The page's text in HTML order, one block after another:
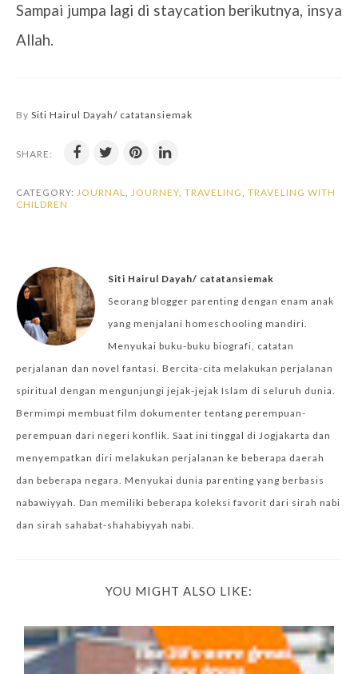
Sampai jumpa lagi di staycation berikutnya, insya
Allah.
By Siti Hairul Dayah/ catatansiemak
SHARE:
CATEGORY: JOURNAL JOURNEY TRAVELING TRAVELING WITH
CHILDREN
Siti Hairul Dayah/ catatansiemak
Seorang blogger parenting dengan enam anak
yang menjalani homeschooling mandiri.
Menyukai buku-buku biografi, catatan
perjalanan dan novel fantasi. Bercita-cita melakukan perjalanan
spiritual dengan mengunjungi jejak-jejak Islam di seluruh dunia.
Bermimpi membuat film dokumenter tentang perempuan-
perempuan dari negeri konflik. Saat ini tinggal di Jogjakarta dan
menyempatkan diri melakukan perjalanan ke beberapa daerah
dan beberapa negara. Menyukai dunia parenting yang berbasis
nabawiyyah. Dan memiliki beberapa koleksi favorit dari sirah nabi
dan sirah sahabat-shahabiyyah nabi.
YOU MIGHT ALSO LIKE: